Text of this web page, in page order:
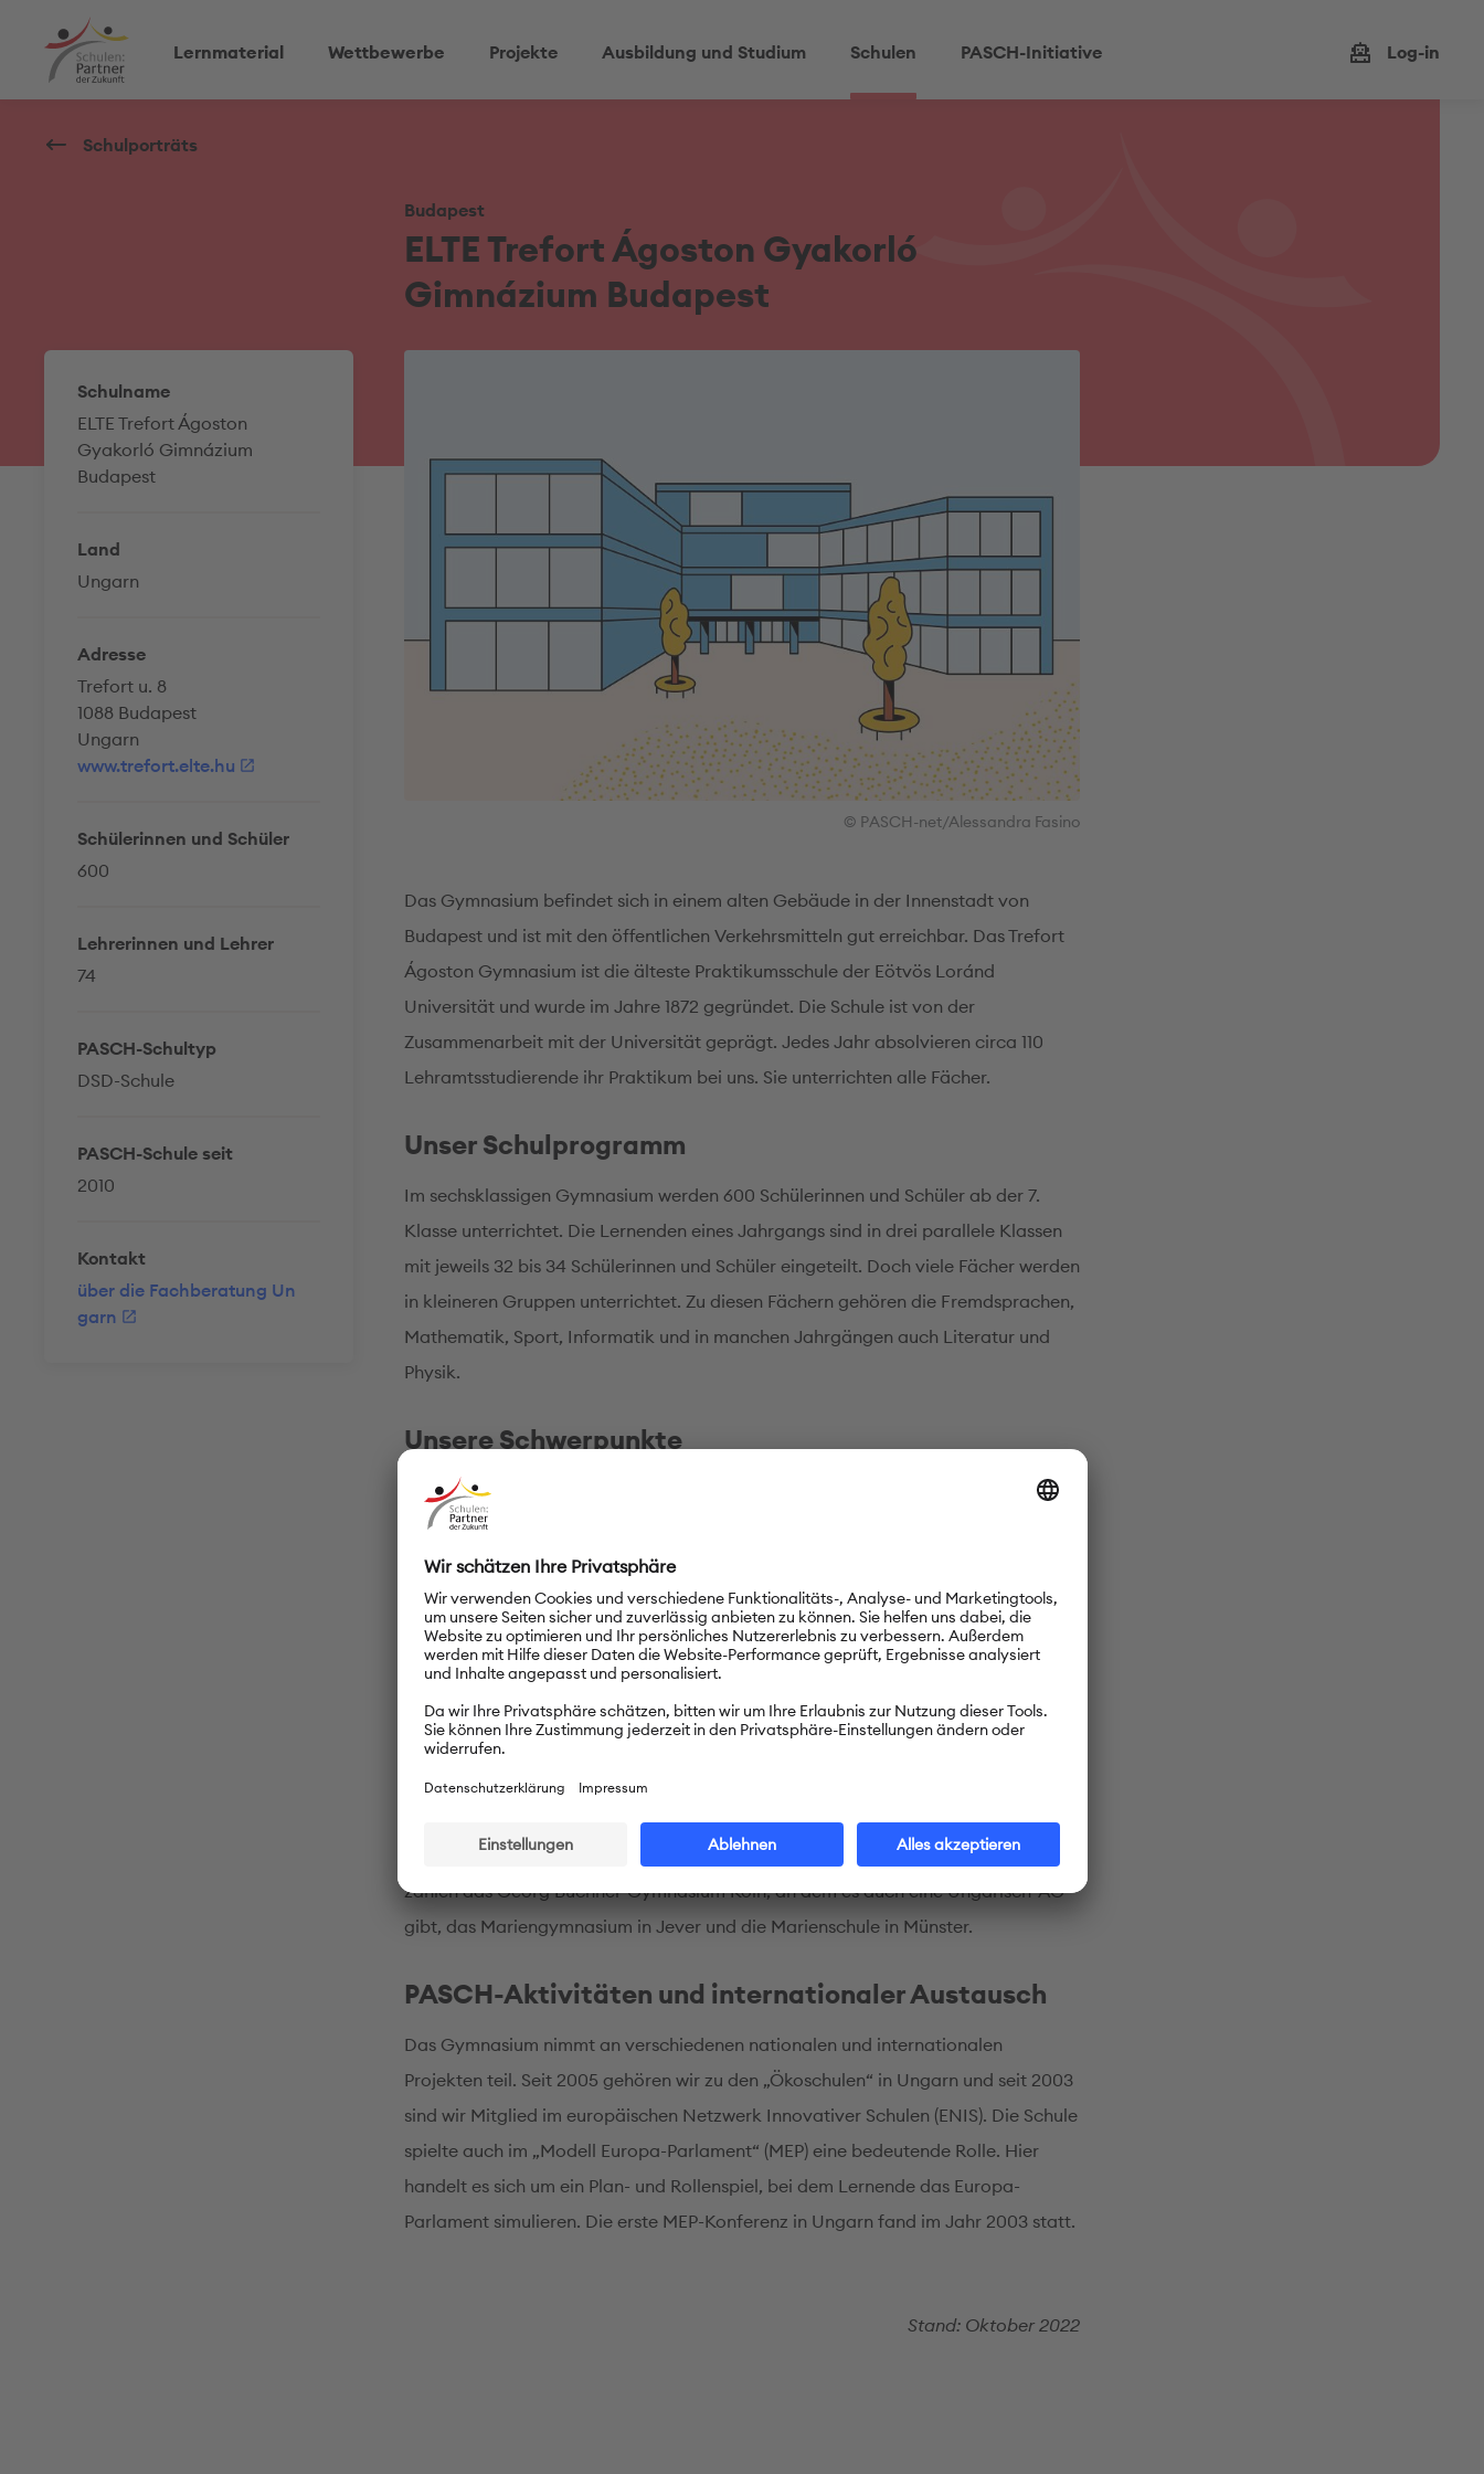
Lernmaterial Wettbewerbe Projekte Ausbildung und Studium Schulen PASCH-Initiative Log-in
Schulporträts
Budapest
ELTE Trefort Ágoston Gyakorló
Gimnázium Budapest
Schulname
ELTE Trefort Ágoston
Gyakorló Gimnázium
Budapest
Land
Ungarn
Adresse
Trefort u. 8
1088 Budapest
Ungarn
www.trefort.elte.hu
Schülerinnen und Schüler
600
Lehrerinnen und Lehrer
74
PASCH-Schultyp
DSD-Schule
PASCH-Schule seit
2010
Kontakt
über die Fachberatung Un
garn
© PASCH-net/Alessandra Fasino
Das Gymnasium befindet sich in einem alten Gebäude in der Innenstadt von
Budapest und ist mit den öffentlichen Verkehrsmitteln gut erreichbar. Das Trefort
Ágoston Gymnasium ist die älteste Praktikumsschule der Eötvös Loránd
Universität und wurde im Jahre 1872 gegründet. Die Schule ist von der
Zusammenarbeit mit der Universität geprägt. Jedes Jahr absolvieren circa 110
Lehramtsstudierende ihr Praktikum bei uns. Sie unterrichten alle Fächer.
Unser Schulprogramm
Im sechsklassigen Gymnasium werden 600 Schülerinnen und Schüler ab der 7.
Klasse unterrichtet. Die Lernenden eines Jahrgangs sind in drei parallele Klassen
mit jeweils 32 bis 34 Schülerinnen und Schüler eingeteilt. Doch viele Fächer werden
in kleineren Gruppen unterrichtet. Zu diesen Fächern gehören die Fremdsprachen,
Mathematik, Sport, Informatik und in manchen Jahrgängen auch Literatur und
Physik.
Unsere Schwerpunkte
Ab der 11. Klasse hat man die Möglichkeit, an Leistungskursen teilzunehmen. Bei
der Auswahl der Leistungskurse spielen sowohl persönliche Interessen als auch die
künftigen Studienpläne eine bedeutende Rolle. Die Lernenden legen das Abitur am
Ende des 12. Jahrganges ab. 97 bis 100 Prozent von ihnen bekommen eine
Zulassung zum Studium.
Deutschunterricht an unserer Schule
Deutsch wird als erste und zweite Fremdsprache unterrichtet. Die Teilnahme an
internationalen Projekten und der damit zusammenhängende
Fremdsprachenunterricht haben einen besonderen Stellenwert an unserer Schule.
Unsere Schule hat mehrere Partnerschulen auf deutschsprachigem Gebiet. Dazu
zählen das Georg Büchner-Gymnasium Köln, an dem es auch eine Ungarisch-AG
gibt, das Mariengymnasium in Jever und die Marienschule in Münster.
PASCH-Aktivitäten und internationaler Austausch
Das Gymnasium nimmt an verschiedenen nationalen und internationalen
Projekten teil. Seit 2005 gehören wir zu den „Ökoschulen“ in Ungarn und seit 2003
sind wir Mitglied im europäischen Netzwerk Innovativer Schulen (ENIS). Die Schule
spielte auch im „Modell Europa-Parlament“ (MEP) eine bedeutende Rolle. Hier
handelt es sich um ein Plan- und Rollenspiel, bei dem Lernende das Europa-
Parlament simulieren. Die erste MEP-Konferenz in Ungarn fand im Jahr 2003 statt.
Stand: Oktober 2022